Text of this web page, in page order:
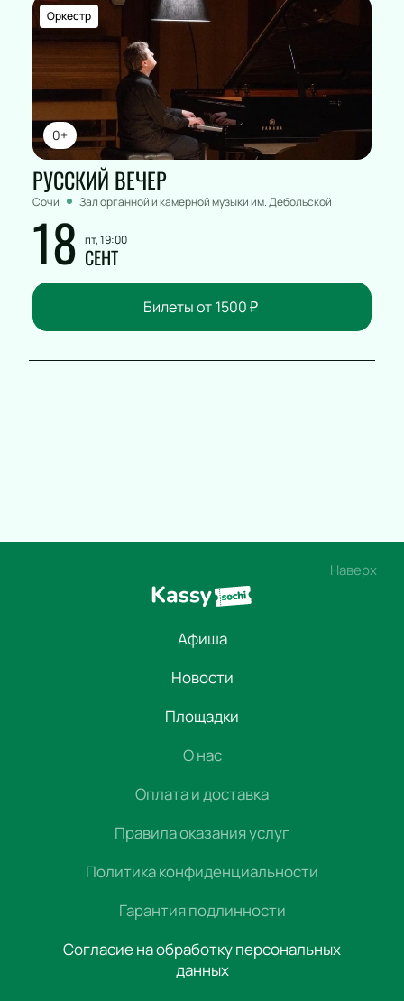
0+
Оркестр
РУССКИЙ ВЕЧЕР
Сочи Зал органной и камерной музыки им. Дебольской
18 пт, 19:00
СЕНТ
Билеты от 1500₽
Наверх
Афиша
Новости
Площадки
О нас
Оплата и доставка
Правила оказания услуг
Политика конфиденциальности
Гарантия подлинности
Согласие на обработку персональных
данных